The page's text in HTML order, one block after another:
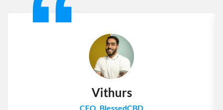
Vithurs
CEO, BlessedCBD